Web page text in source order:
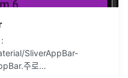
SliverAppBar-
주로